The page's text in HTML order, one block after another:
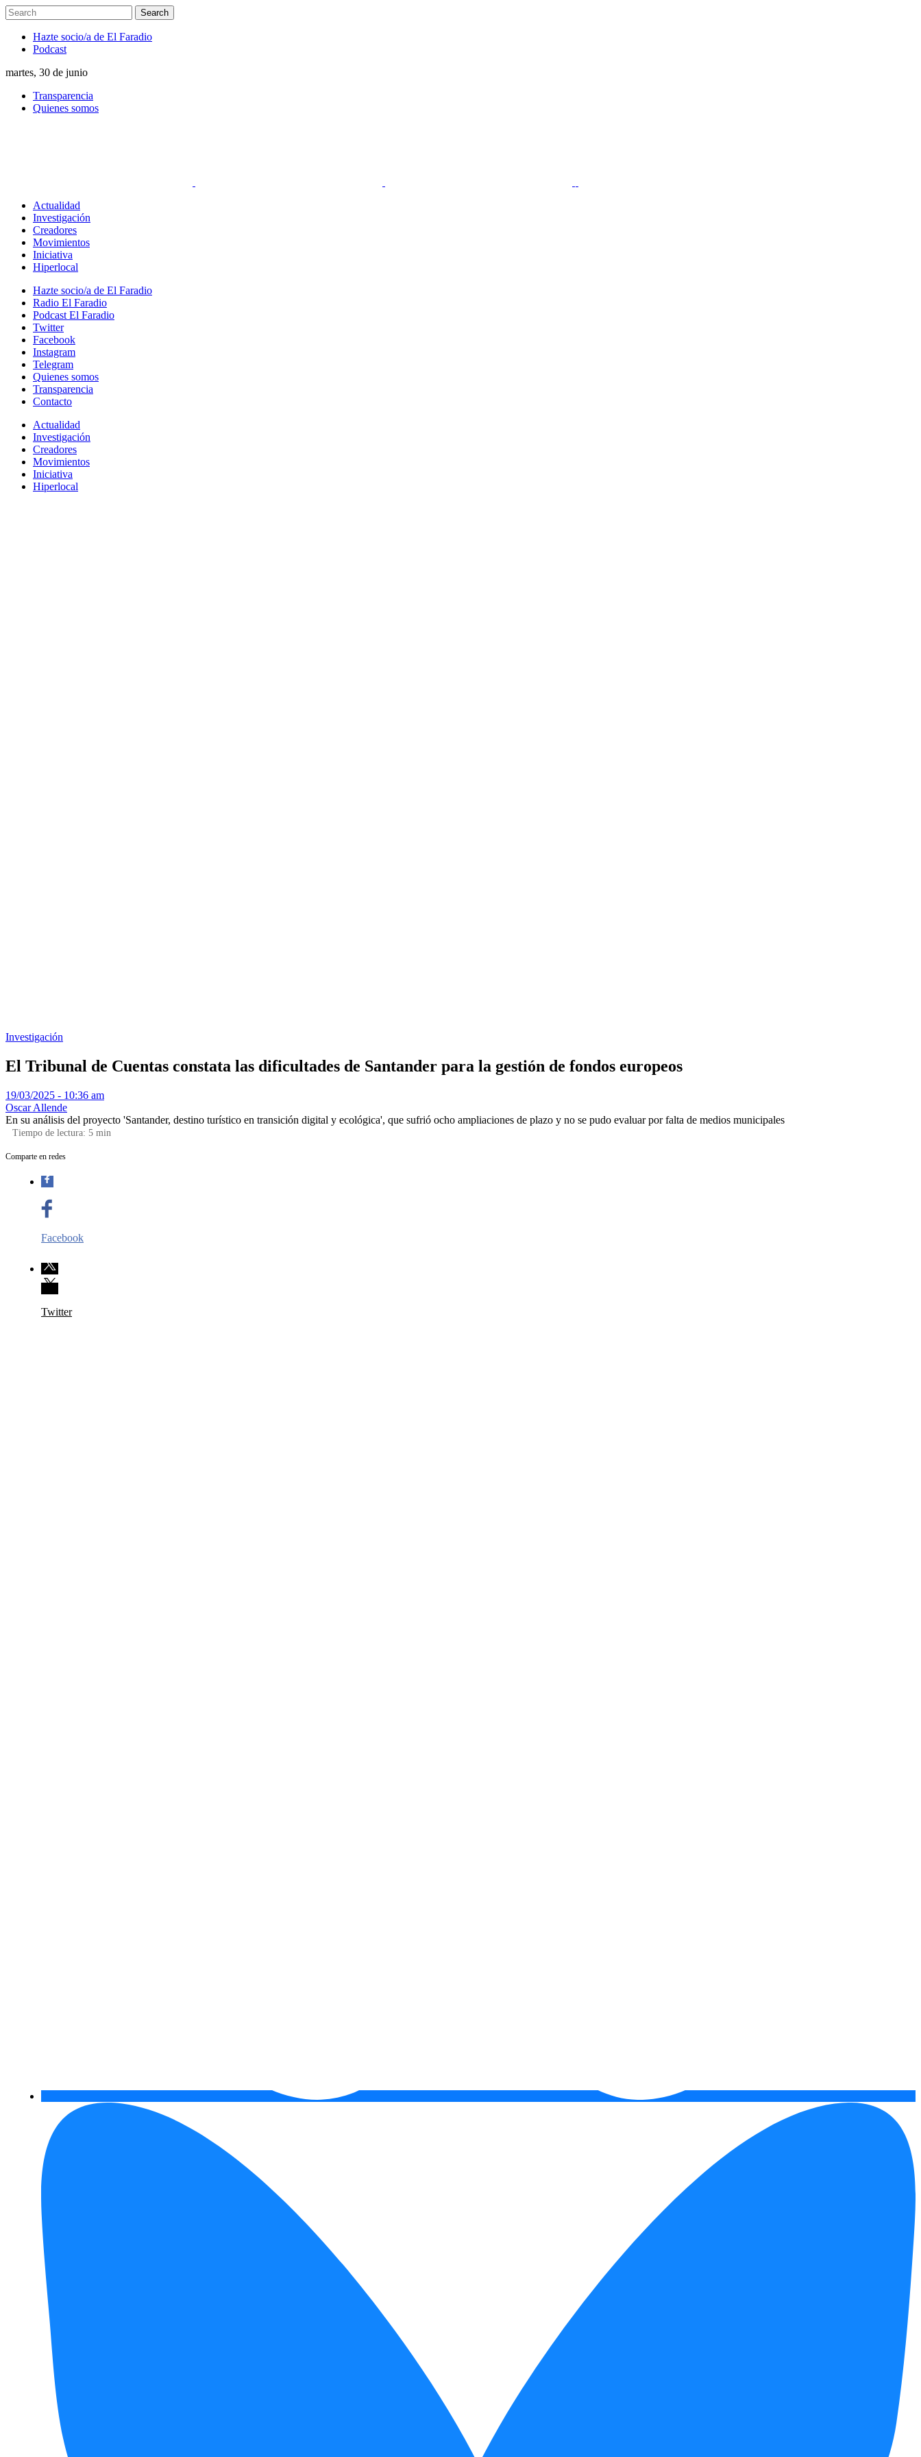
Hazte socio/a de El Faradio
Podcast
martes, 30 de junio
Transparencia
Quienes somos
Actualidad
Investigación
Creadores
Movimientos
Iniciativa
Hiperlocal
Hazte socio/a de El Faradio
Radio El Faradio
Podcast El Faradio
Twitter
Facebook
Instagram
Telegram
Quienes somos
Transparencia
Contacto
Actualidad
Investigación
Creadores
Movimientos
Iniciativa
Hiperlocal
Investigación
El Tribunal de Cuentas constata las dificultades de Santander para la gestión de fondos europeos
19/03/2025 - 10:36 am
Oscar Allende
En su análisis del proyecto 'Santander, destino turístico en transición digital y ecológica', que sufrió ocho ampliaciones de plazo y no se pudo evaluar por falta de medios municipales
Tiempo de lectura: 5 min
Comparte en redes
Facebook
Twitter